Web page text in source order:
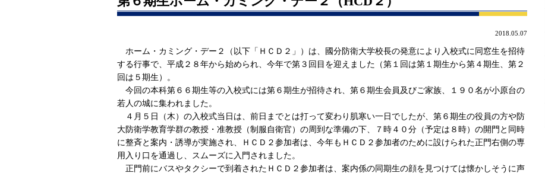
2018.05.07
ホーム・カミング・デー２（以下「ＨＣＤ２」）は、國分防衛大学校長の発意により入校式に同窓生を招待
する行事で、平成２８年から始められ、今年で第３回目を迎えました（第１回は第１期生から第４期生、第２
回は５期生）。
今回の本科第６６期生等の入校式には第６期生が招待され、第６期生会員及びご家族、１９０名が小原台の
若人の城に集われました。
４月５日（木）の入校式当日は、前日までとは打って変わり肌寒い一日でしたが、第６期生の役員の方や防
大防衛学教育学群の教授・准教授（制服自衛官）の周到な準備の下、７時４０分（予定は８時）の開門と同時
に整斉と案内・誘導が実施され、ＨＣＤ２参加者は、今年もＨＣＤ２参加者のために設けられた正門右側の専
用入り口を通過し、スムーズに入門されました。
正門前にバスやタクシーで到着されたＨＣＤ２参加者は、案内係の同期生の顔を見つけては懐かしそうに声